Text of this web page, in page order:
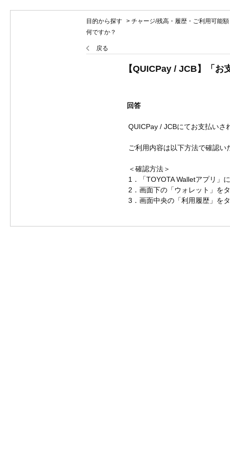
目的から探す > チャージ/残高・履歴・ご利用可能額
何ですか？
戻る
【QUICPay / JCB】「お
回答
QUICPay / JCBにてお支払いさ
ご利用内容は以下方法で確認い
＜確認方法＞
1．「TOYOTA Walletアプリ」
2．画面下の「ウォレット」を
3．画面中央の「利用履歴」を